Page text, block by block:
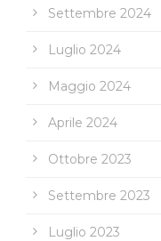
Settembre 2024
Luglio 2024
Maggio 2024
Aprile 2024
Ottobre 2023
Settembre 2023
Luglio 2023